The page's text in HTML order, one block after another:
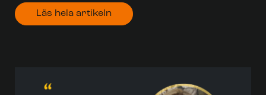
Läs hela artikeln